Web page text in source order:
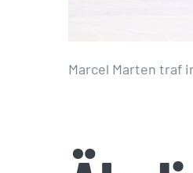
Marcel Marten traf